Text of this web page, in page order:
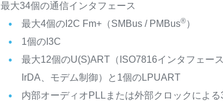
最大34個の通信インタフェース
最大4個のI2C Fm+（SMBus / PMBus®）
1個のI3C
最大12個のU(S)ART（ISO7816インタフェース
IrDA、モデム制御）と1個のLPUART
内部オーディオPLLまたは外部クロックによ